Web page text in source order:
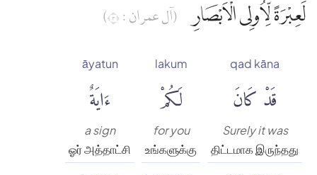
لَعِبْرَةً لِّاُولِى الْاَبْصَارِ
(آل عمران : ٣)
qad kāna
قَدْ كَانَ
Surely it was
திட்டமாக இருந்தது
lakum
لَكُمْ
for you
உங்களுக்கு
āyatun
ءَايَةٌ
a sign
ஓர் அத்தாட்சி